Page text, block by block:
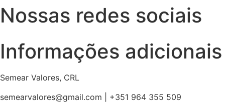
Nossas redes sociais
Informações adicionais
Semear Valores, CRL
semearvalores@gmail.com | +351 964 355 509